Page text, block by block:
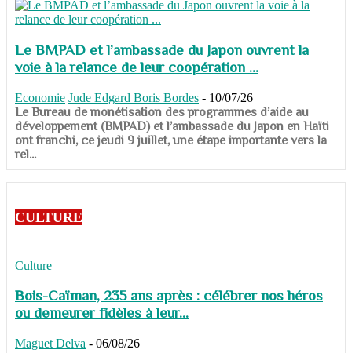
Le BMPAD et l’ambassade du Japon ouvrent la
voie à la relance de leur coopération ...
Economie Jude Edgard Boris Bordes - 10/07/26
​​​​​​​Le Bureau de monétisation des programmes d’aide au
développement (BMPAD) et l’ambassade du Japon en Haïti
ont franchi, ce jeudi 9 juillet, une étape importante vers la
rel...
CULTURE
Culture
Bois-Caïman, 235 ans après : célébrer nos héros
ou demeurer fidèles à leur...
Maguet Delva - 06/08/26